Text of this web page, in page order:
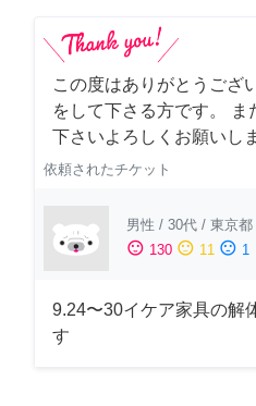
この度はありがとうござ
をして下さる方です。 ま
下さいよろしくお願いし
依頼されたチケット
男性 / 30代 / 東京都
sentiment_satisfied 130 sentiment_neutral 11 sentiment_dissatisfied 1
9.24〜30イケア家具の解
す